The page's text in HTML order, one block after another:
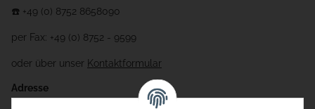
☎️ +49 (0) 8752 8658090
per Fax: +49 (0) 8752 - 9599
oder über unser Kontaktformular
Adresse